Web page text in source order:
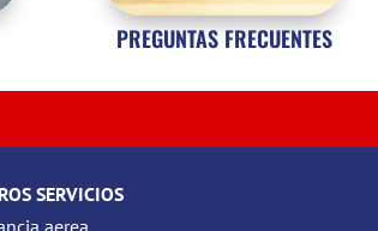
PREGUNTAS FRECUENTES
SERVICIOS